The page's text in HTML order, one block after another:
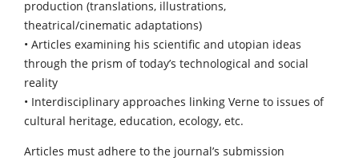
production (translations, illustrations,
theatrical/cinematic adaptations)
• Articles examining his scientific and utopian ideas
through the prism of today’s technological and social
reality
• Interdisciplinary approaches linking Verne to issues of
cultural heritage, education, ecology, etc.
Articles must adhere to the journal’s submission